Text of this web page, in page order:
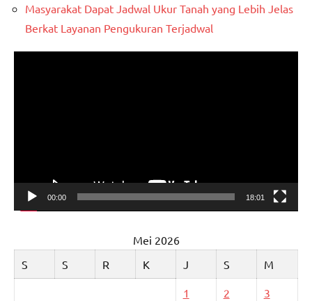
Masyarakat Dapat Jadwal Ukur Tanah yang Lebih Jelas
Berkat Layanan Pengukuran Terjadwal
00:00 18:01
Mei 2026
S
S R K J S M
1 2 3